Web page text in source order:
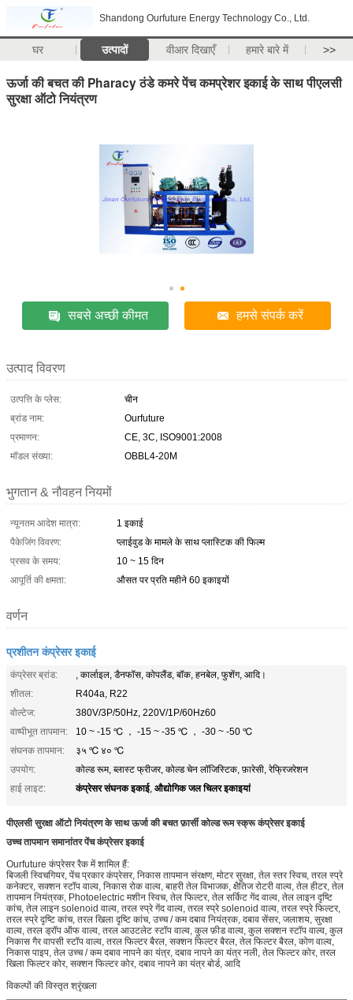
Shandong Ourfuture Energy Technology Co., Ltd.
घर उत्पादों वीआर दिखाएँ हमारे बारे में >>
ऊर्जा की बचत की Pharacy ठंडे कमरे पेंच कमप्रेशर इकाई के साथ पीएलसी
सुरक्षा ऑटो नियंत्रण
सबसे अच्छी कीमत हमसे संपर्क करें
उत्पाद विवरण
उत्पत्ति के प्लेस:
चीन
ब्रांड नाम:
Ourfuture
प्रमाणन:
CE, 3C, ISO9001:2008
मॉडल संख्या:
OBBL4-20M
भुगतान & नौवहन नियमों
न्यूनतम आदेश मात्रा:
1 इकाई
पैकेजिंग विवरण:
प्लाईवुड के मामले के साथ प्लास्टिक की फिल्म
प्रसव के समय:
10 ~ 15 दिन
आपूर्ति की क्षमता:
औसत पर प्रति महीने 60 इकाइयों
वर्णन
प्रशीतन कंप्रेसर इकाई
कंप्रेसर ब्रांड:
, कार्लाइल, डैनफॉस, कोपलैंड, बॉक, हनबेल, फुशेंग, आदि।
शीतल:
R404a, R22
वोल्टेज:
380V/3P/50Hz, 220V/1P/60Hz60
वाष्पीभूत तापमान:
10 ~ -15 ℃ ， -15 ~ -35 ℃ ， -30 ~ -50 ℃
संघनक तापमान:
३५ ℃ ४० ℃
उपयोग:
कोल्ड रूम, ब्लास्ट फ्रीजर, कोल्ड चेन लॉजिस्टिक, फ़ारेसी, रेफ्रिजरेशन
हाई लाइट:
कंप्रेसर संघनक इकाई, औद्योगिक जल चिलर इकाइयां
पीएलसी सुरक्षा ऑटो नियंत्रण के साथ ऊर्जा की बचत फ़ार्सी कोल्ड रूम स्क्रू कंप्रेसर इकाई
उच्च तापमान समानांतर पेंच कंप्रेसर इकाई
Ourfuture कंप्रेसर रैक में शामिल हैं:
बिजली स्विचगियर, पेंच प्रकार कंप्रेसर, निकास तापमान संरक्षण, मोटर सुरक्षा, तेल स्तर स्विच, तरल स्प्रे
कनेक्टर, सक्शन स्टॉप वाल्व, निकास रोक वाल्व, बाहरी तेल विभाजक, क्षैतिज रोटरी वाल्व, तेल हीटर, तेल
तापमान नियंत्रक, Photoelectric मशीन स्विच, तेल फिल्टर, तेल सर्किट गेंद वाल्व, तेल लाइन दृष्टि
कांच, तेल लाइन solenoid वाल्व, तरल स्प्रे गेंद वाल्व, तरल स्प्रे solenoid वाल्व, तरल स्प्रे फिल्टर,
तरल स्प्रे दृष्टि कांच, तरल खिला दृष्टि कांच, उच्च / कम दबाव नियंत्रक, दबाव सेंसर, जलाशय, सुरक्षा
वाल्व, तरल ड्रॉप ऑफ वाल्व, तरल आउटलेट स्टॉप वाल्व, कुल फ़ीड वाल्व, कुल सक्शन स्टॉप वाल्व, कुल
निकास गैर वापसी स्टॉप वाल्व, तरल फिल्टर बैरल, सक्शन फिल्टर बैरल, तेल फिल्टर बैरल, कोण वाल्व,
निकास पाइप, तेल उच्च / कम दबाव नापने का यंत्र, दबाव नापने का यंत्र नली, तेल फिल्टर कोर, तरल
खिला फिल्टर कोर, सक्शन फिल्टर कोर, दबाव नापने का यंत्र बोर्ड, आदि
विकल्पों की विस्तृत श्रृंखला